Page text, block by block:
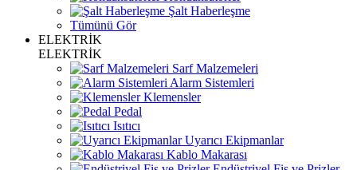
Şalt Haberleşme
Tümünü Gör
ELEKTRİK
ELEKTRİK
Sarf Malzemeleri
Alarm Sistemleri
Klemensler
Pedal
Isıtıcı
Uyarıcı Ekipmanlar
Kablo Makarası